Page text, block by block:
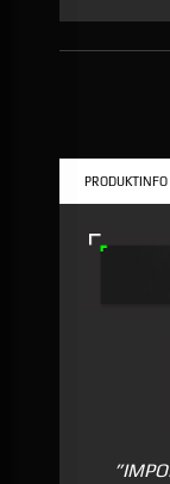
PRODUKTINFO